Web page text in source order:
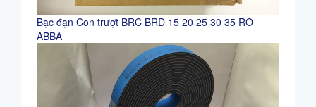
Bạc đạn Con trượt BRC BRD 15 20 25 30 35 RO
ABBA